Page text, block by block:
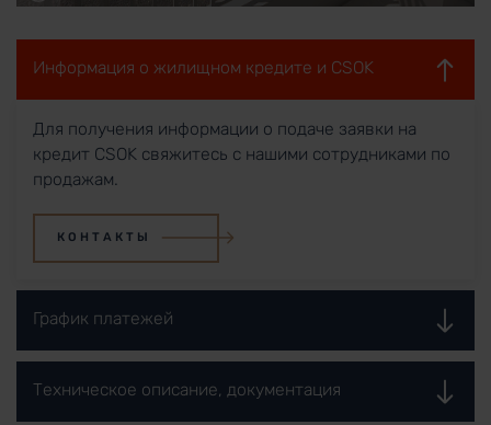
Информация о жилищном кредите и CSOK
Для получения информации о подаче заявки на
кредит CSOK свяжитесь с нашими сотрудниками по
продажам.
КОНТАКТЫ
График платежей
Техническое описание, документация